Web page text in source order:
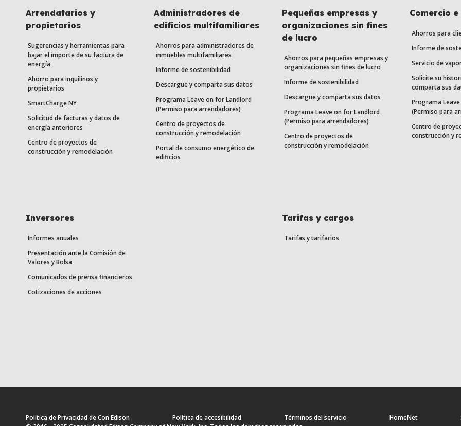
Arrendatarios y
propietarios
Sugerencias y herramientas para
bajar el importe de su factura de
energía
Ahorro para inquilinos y
propietarios
SmartCharge NY
Solicitud de facturas y datos de
energía anteriores
Centro de proyectos de
construcción y remodelación
Administradores de
edificios multifamiliares
Ahorros para administradores de
inmuebles multifamiliares
Informe de sostenibilidad
Descargue y comparta sus datos
Programa Leave on for Landlord
(Permiso para arrendadores)
Centro de proyectos de
construcción y remodelación
Portal de consumo energético de
edificios
Pequeñas empresas y
organizaciones sin fines
de lucro
Ahorros para pequeñas empresas y
organizaciones sin fines de lucro
Informe de sostenibilidad
Descargue y comparta sus datos
Programa Leave on for Landlord
(Permiso para arrendadores)
Centro de proyectos de
construcción y remodelación
Comercio
Ahorros para
Informe de
Servicio de
Solicite su
comparta sus
Programa
(Permiso para
Centro de
construcción y
Inversores
Informes anuales
Presentación ante la Comisión de
Valores y Bolsa
Comunicados de prensa financieros
Cotizaciones de acciones
Tarifas y cargos
Tarifas y tarifarios
Política de Privacidad de Con Edison Política de accesibilidad Términos del servicio HomeNet